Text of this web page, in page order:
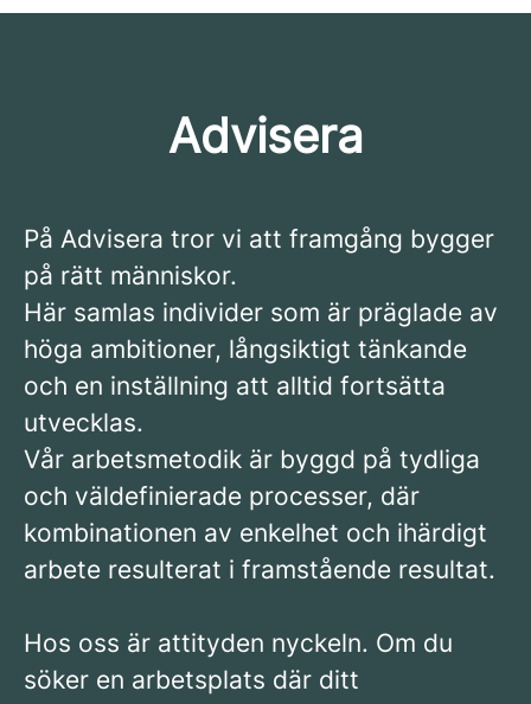
Advisera
På Advisera tror vi att framgång bygger
på rätt människor.
Här samlas individer som är präglade av
höga ambitioner, långsiktigt tänkande
och en inställning att alltid fortsätta
utvecklas.
Vår arbetsmetodik är byggd på tydliga
och väldefinierade processer, där
kombinationen av enkelhet och ihärdigt
arbete resulterat i framstående resultat.
Hos oss är attityden nyckeln. Om du
söker en arbetsplats där ditt